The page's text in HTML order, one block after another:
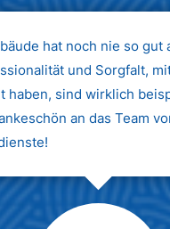
Unternehmen AG
hat noch nie so gut
und Sorgfalt,
haben, sind wirklich
an das Team